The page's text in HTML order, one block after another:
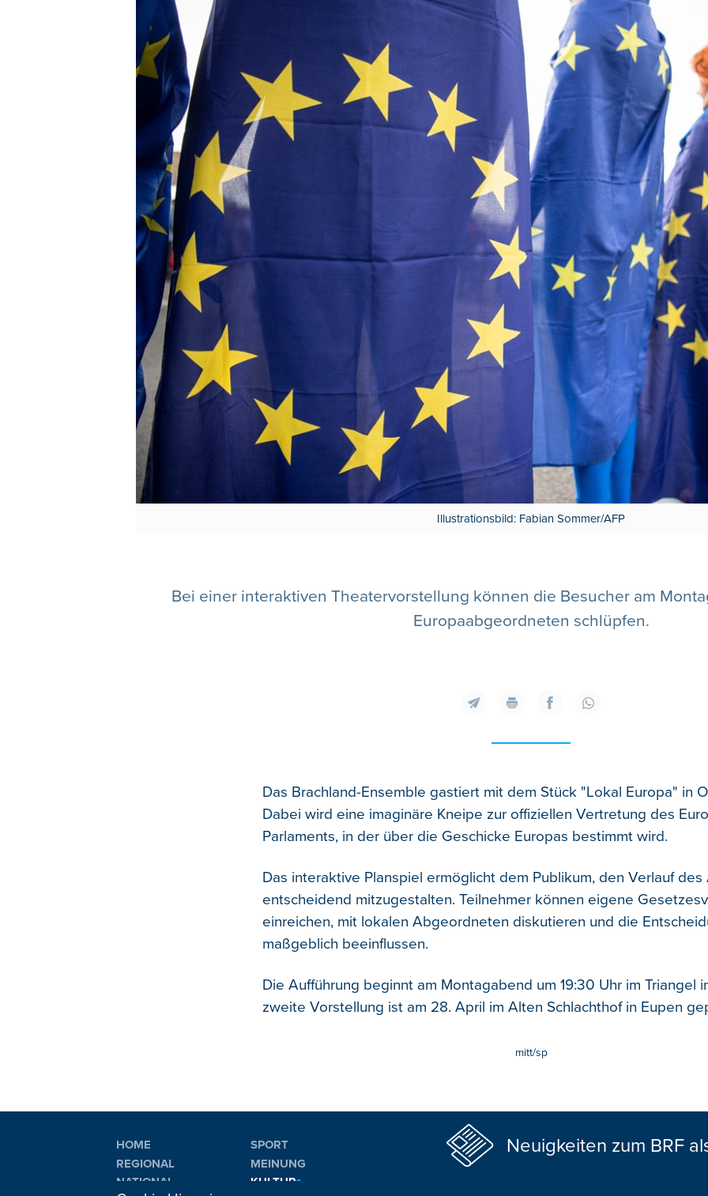
Illustrationsbild: Fabian Sommer/AFP
Bei einer interaktiven Theatervorstellung können die Besucher am
Europaabgeordneten schlüpfen.
Das Brachland-Ensemble gastiert mit dem Stück "Lokal Europa" in
Dabei wird eine imaginäre Kneipe zur offiziellen Vertretung des
Parlaments, in der über die Geschicke Europas bestimmt wird.
Das interaktive Planspiel ermöglicht dem Publikum, den Verlauf
entscheidend mitzugestalten. Teilnehmer können eigene
einreichen, mit lokalen Abgeordneten diskutieren und die
maßgeblich beeinflussen.
Die Aufführung beginnt am Montagabend um 19:30 Uhr im Triangel
zweite Vorstellung ist am 28. April im Alten Schlachthof in Eupen
mitt/sp
HOME
REGIONAL
NATIONAL
SPORT
MEINUNG
KULTUR
Neuigkeiten zum BRF